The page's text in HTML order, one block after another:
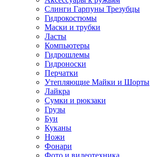
Слинги Гарпуны Трезубцы
Гидрокостюмы
Маски и трубки
Ласты
Компьютеры
Гидрошлемы
Гидроноски
Перчатки
Утепляющие Майки и Шорты
Лайкра
Сумки и рюкзаки
Грузы
Буи
Куканы
Ножи
Фонари
Фото и видеотехника